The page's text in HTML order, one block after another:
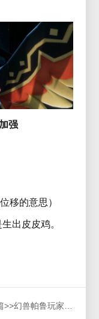
强
移的意思）
出皮皮鸡。
>>幻兽帕鲁玩家分布情况，幻兽帕鲁中国玩家有多少